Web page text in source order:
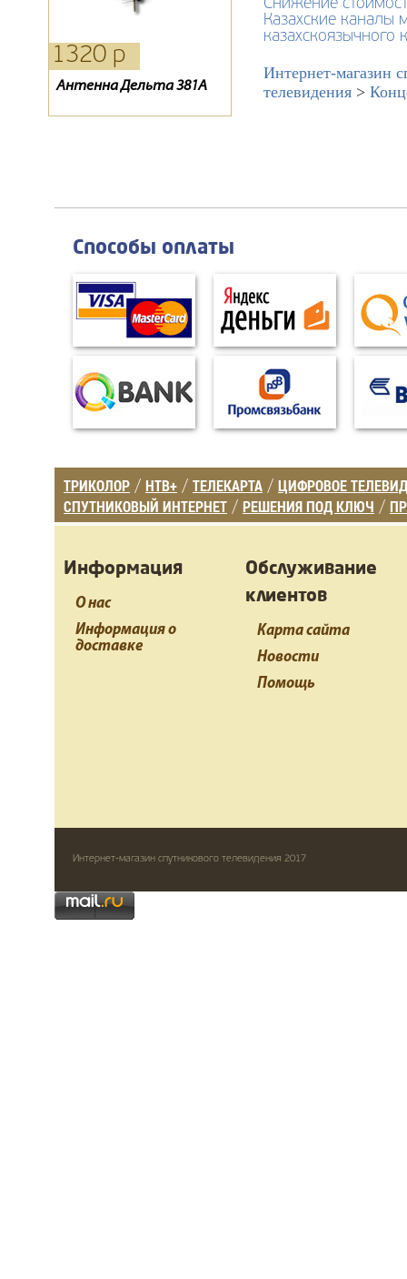
1320 р
Антенна Дельта 381А
660 р
Антенна Дельта Н181
390 р
Пульт для спутникового
BigSAT Golden 1 CR
Снижение
Казахские каналы
казахскоязычного
Интернет-магазин
телевидения >
Способы оплаты
ТРИКОЛОР / НТВ+ / ТЕЛЕКАРТА / ЦИФРОВОЕ
СПУТНИКОВЫЙ ИНТЕРНЕТ / РЕШЕНИЯ ПОД КЛЮЧ /
Информация
О нас
Информация о
доставке
Обслуживание
клиентов
Карта сайта
Новости
Помощь
Интернет-магазин спутникового телевидения 2017